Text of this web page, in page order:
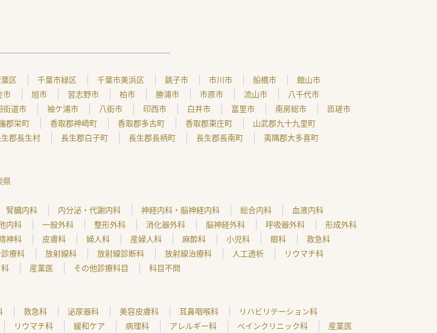
区 千葉市緑区 千葉市美浜区 銚子市 市川市 船橋市
館山市
市 旭市 習志野市 柏市 勝浦市 市原市 流山市
八千代市
街道市 袖ケ浦市 八街市 印西市 白井市 富里市 南房総市
匝瑳市
郡栄町 香取郡神崎町 香取郡多古町 香取郡東庄町
山武郡九十九里町
郡長生村 長生郡白子町 長生郡長柄町 長生郡長南町
夷隅郡大多喜町
県
腎臓内科 内分泌・代謝内科 神経内科・脳神経内科 総合内科
血液内科
内科 一般外科 整形外科 消化器外科 脳神経外科 呼吸器外科
形成外科
神科 皮膚科 婦人科 産婦人科 麻酔科 小児科 眼科
救急科
療科 放射線科 放射線診断科 放射線治療科 人工透析
リウマチ科
産業医 その他診療科目
科目不問
救急科 泌尿器科 美容皮膚科 耳鼻咽喉科
リハビリテーション科
リウマチ科 緩和ケア 病理科 アレルギー科 ペインクリニック科
産業医